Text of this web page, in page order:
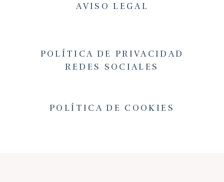
AVISO LEGAL
POLÍTICA DE COOKIES
POLÍTICA DE PRIVACIDAD
REDES SOCIALES